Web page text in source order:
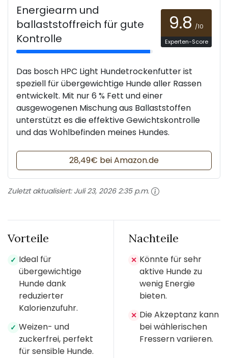
Energiearm und
ballaststoffreich für gute
Kontrolle
9.8 /10
Experten-Score
Das bosch HPC Light Hundetrockenfutter ist
speziell für übergewichtige Hunde aller Rassen
entwickelt. Mit nur 6 % Fett und einer
ausgewogenen Mischung aus Ballaststoffen
unterstützt es die effektive Gewichtskontrolle
und das Wohlbefinden meines Hundes.
28,49€ bei Amazon.de
Zuletzt aktualisiert: Juli 23, 2026 2:35 p.m.
Vorteile
✓ Ideal für
übergewichtige
Hunde dank
reduzierter
Kalorienzufuhr.
✓ Weizen- und
zuckerfrei, perfekt
für sensible Hunde.
Nachteile
✕ Könnte für sehr
aktive Hunde zu
wenig Energie
bieten.
✕ Die Akzeptanz kann
bei wählerischen
Fressern variieren.